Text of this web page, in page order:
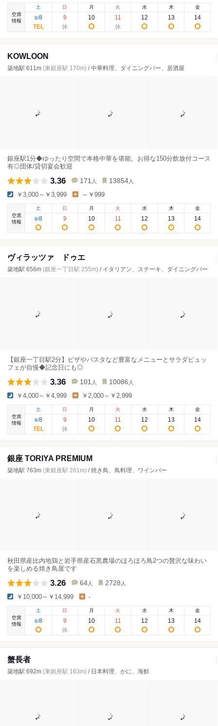
空席
情報
土
8/8
日
9
月
10
火
11
水
12
木
13
金
14
KOWLOON
築地駅 611m (東銀座駅 170m) / 中華料理、ダイニングバー、居酒屋
銀座駅1分◆ゆったり空間で本格中華を堪能。お得な150分飲放付コース
有◎団体/貸切宴会歓迎
3.36 171 人 13854 人
￥3,000～￥3,999 ～￥999
空席
情報
土
8/8
日
9
月
10
火
11
水
12
木
13
金
14
ヴィラッツァ ドゥエ
築地駅 656m (銀座一丁目駅 255m) / イタリアン、ステーキ、ダイニングバー
【銀座一丁目駅2分】ピザやパスタなど豊富なメニューとサラダビュッ
フェが自慢◆記念日にも◎
3.36 101 人 10086 人
￥4,000～￥4,999 ￥2,000～￥2,999
空席
情報
土
8/8
日
9
月
10
火
11
水
12
木
13
金
14
銀座 TORIYA PREMIUM
築地駅 763m (東銀座駅 261m) / 焼き鳥、鳥料理、ワインバー
秋田県産比内地鶏と岩手県産石黒農場のほろほろ鳥2つの贅沢な味わい
を楽しめる焼き鳥屋です
3.26 64 人 2728 人
￥10,000～￥14,999 -
空席
情報
土
8/8
日
9
月
10
火
11
水
12
木
13
金
14
蟹長者
築地駅 692m (東銀座駅 163m) / 日本料理、かに、海鮮